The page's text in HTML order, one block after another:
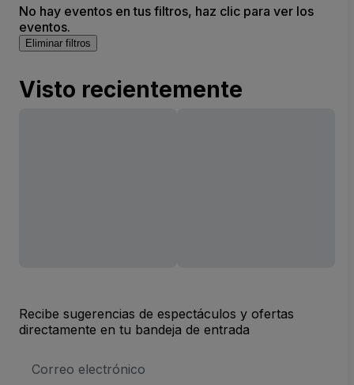
No hay eventos en tus filtros, haz clic para ver los
eventos.
Eliminar filtros
Visto recientemente
Recibe sugerencias de espectáculos y ofertas
directamente en tu bandeja de entrada
de